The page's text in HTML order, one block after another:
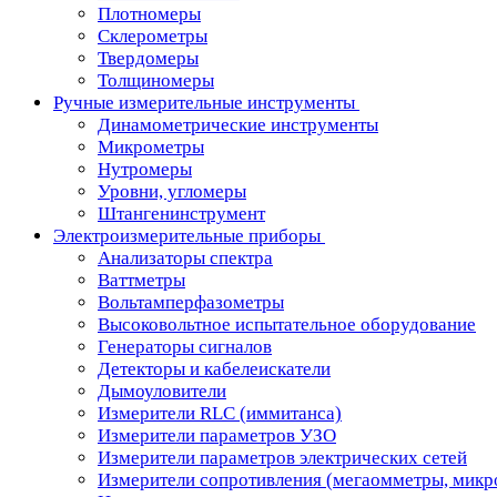
Плотномеры
Склерометры
Твердомеры
Толщиномеры
Ручные измерительные инструменты
Динамометрические инструменты
Микрометры
Нутромеры
Уровни, угломеры
Штангенинструмент
Электроизмерительные приборы
Анализаторы спектра
Ваттметры
Вольтамперфазометры
Высоковольтное испытательное оборудование
Генераторы сигналов
Детекторы и кабелеискатели
Дымоуловители
Измерители RLC (иммитанса)
Измерители параметров УЗО
Измерители параметров электрических сетей
Измерители сопротивления (мегаомметры,